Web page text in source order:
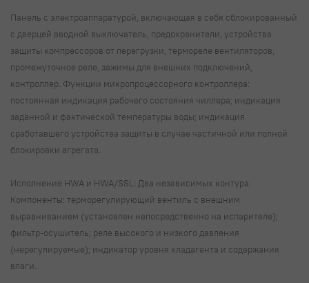
Панель с электроаппаратурой, включающая в себя сблокированный
с дверцей вводной выключатель, предохранители, устройства
защиты компрессоров от перегрузки, термореле вентиляторов,
промежуточное реле, зажимы для внешних подключений,
контроллер. Функции микропроцессорного контроллера:
постоянная индикация рабочего состояния чиллера; индикация
заданной и фактической температуры воды; индикация
сработавшего устройства защиты в случае частичной или полной
блокировки агрегата.
Исполнение HWA и HWA/SSL: Два независимых контура.
Компоненты: терморегулирующий вентиль с внешним
выравниванием (установлен непосредственно на испарителе);
фильтр-осушитель; реле высокого и низкого давления
(нерегулируемые); индикатор уровня хладагента и содержания
влаги.